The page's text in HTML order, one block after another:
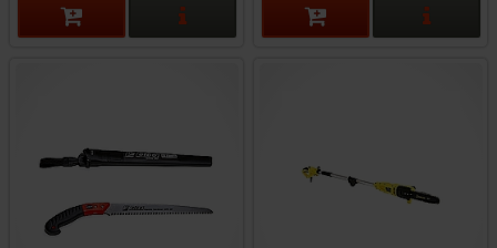
פרטים נוספים פרטים נוספים